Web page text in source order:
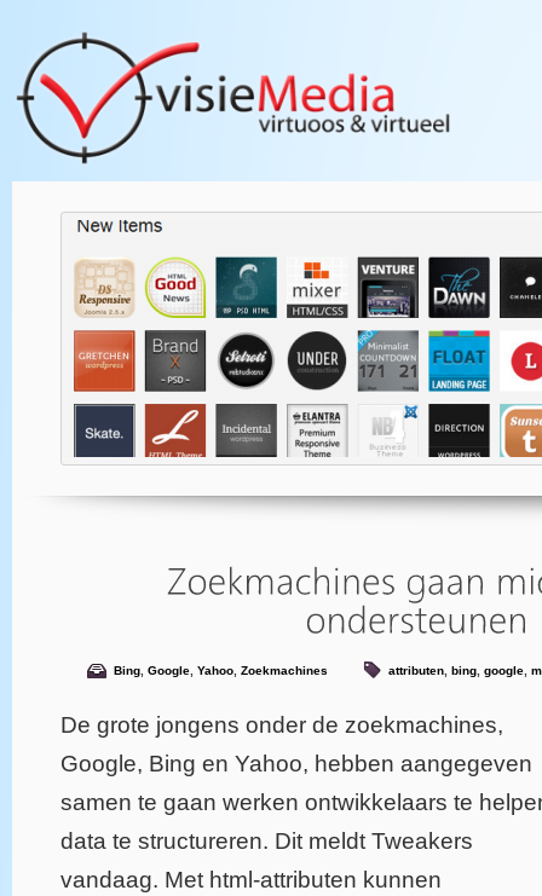
Bing Google Yahoo Zoekmachines attributen bing google
De grote jongens onder de zoekmachines,
Google, Bing en Yahoo, hebben aangegeven
samen te gaan werken ontwikkelaars te
data te structureren. Dit meldt Tweakers
vandaag. Met html-attributen kunnen